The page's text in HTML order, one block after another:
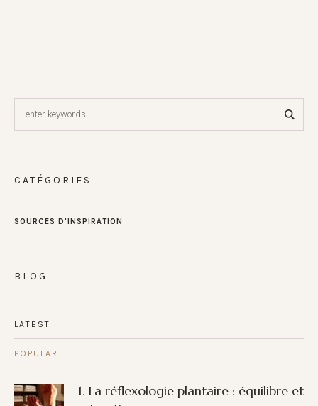
CATÉGORIES
SOURCES D'INSPIRATION
BLOG
LATEST
POPULAR
1. La réflexologie plantaire : équilibre et